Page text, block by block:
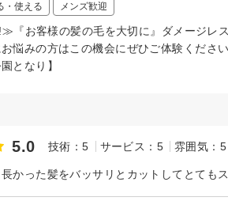
・使える メンズ歓迎
『お客様の髪の毛を大切に』ダメージレ
悩みの方はこの機会にぜひご体験くださ
となり】
5.0 技術：5 サービス：5 雰囲気：5